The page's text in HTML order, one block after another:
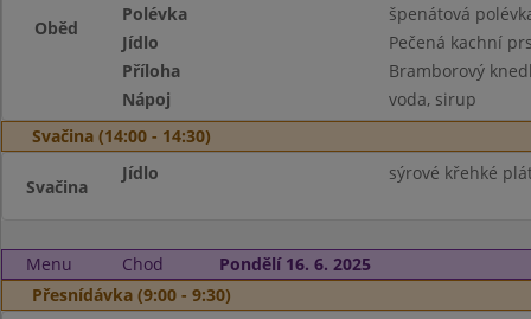
Oběd
Polévka
špenátová
Jídlo
Pečená kachní
Příloha
Bramborový
Nápoj
voda, sirup
Svačina (14:00 - 14:30)
Svačina
Jídlo sýrové křehké
Menu Chod
Pondělí 16. 6. 2025
Přesnídávka (9:00 - 9:30)